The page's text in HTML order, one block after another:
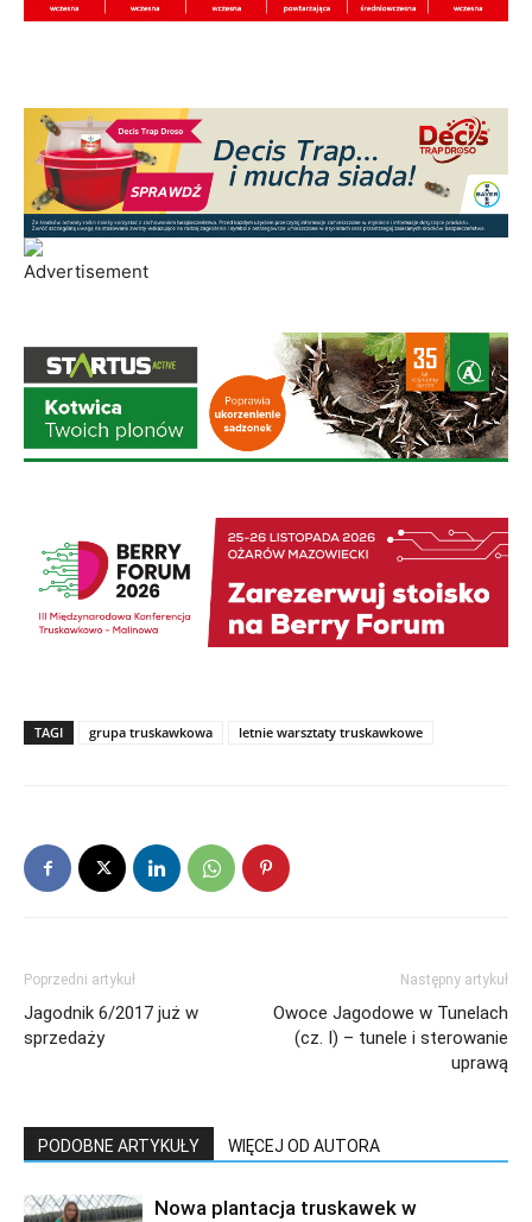
TAGI grupa truskawkowa letnie warsztaty truskawkowe
Poprzedni artykuł
Jagodnik 6/2017 już w
sprzedaży
Następny artykuł
Owoce Jagodowe w Tunelach
(cz. I) – tunele i sterowanie
uprawą
PODOBNE ARTYKUŁY WIĘCEJ OD AUTORA
Nowa plantacja truskawek w